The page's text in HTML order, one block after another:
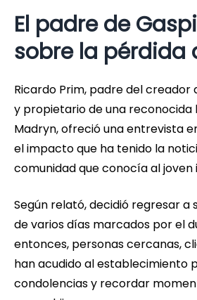
El padre de
sobre la pérdida
Ricardo Prim, padre del creador
y propietario de una reconocida
Madryn, ofreció una entrevista
el impacto que ha tenido la
comunidad que conocía al joven
Según relató, decidió regresar a
de varios días marcados por el
entonces, personas cercanas,
han acudido al establecimiento
condolencias y recordar